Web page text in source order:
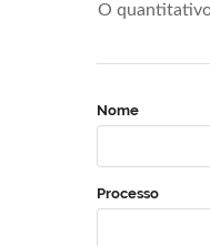
O
Nome
Processo